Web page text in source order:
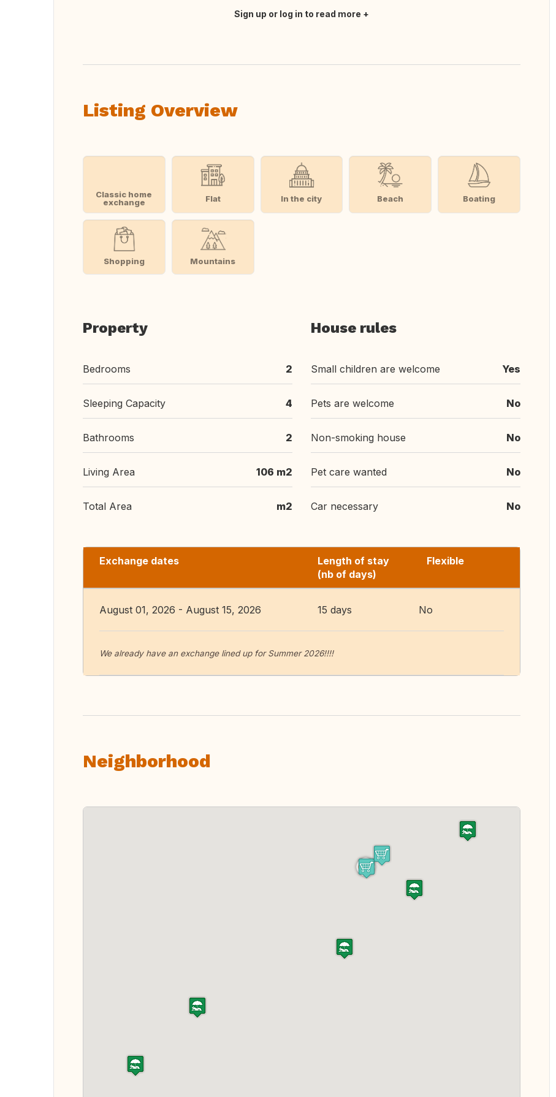
Sign up or log in to read more
Listing Overview
Classic home
exchange
Flat In the city Beach Boating
Shopping Mountains
Property
Bedrooms 2
Sleeping Capacity 4
Bathrooms 2
Living Area 106 m2
Total Area m2
House rules
Small children are welcome Yes
Pets are welcome No
Non-smoking house No
Pet care wanted No
Car necessary No
Exchange dates
Length of stay
(nb of days)
Flexible
August 01, 2026 - August 15, 2026 15 days No
We already have an exchange lined up for Summer 2026!!!!
Neighborhood